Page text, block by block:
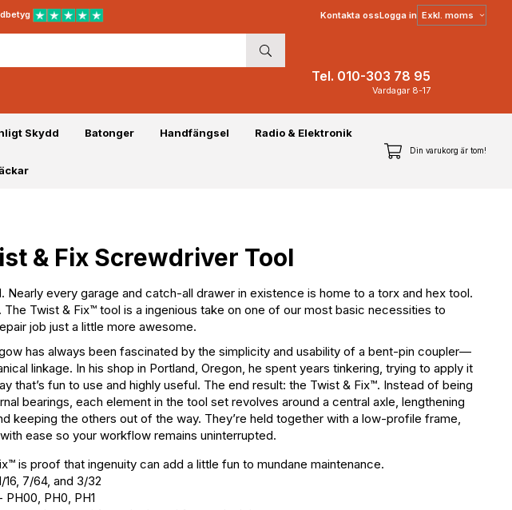
Kontakta ossLogga in Välj
moms
Tel. 010-303 78 95
Vardagar 8-17
Skydd Batonger Handfängsel Radio & Elektronik
Din varukorg är tom!
& Fix Screwdriver Tool
Nearly every garage and catch-all drawer in existence is home to a torx and hex tool.
The Twist & Fix™ tool is a ingenious take on one of our most basic necessities to
job just a little more awesome.
has always been fascinated by the simplicity and usability of a bent-pin coupler—
linkage. In his shop in Portland, Oregon, he spent years tinkering, trying to apply it
that’s fun to use and highly useful. The end result: the Twist & Fix™. Instead of being
bearings, each element in the tool set revolves around a central axle, lengthening
keeping the others out of the way. They’re held together with a low-profile frame,
ease so your workflow remains uninterrupted.
is proof that ingenuity can add a little fun to mundane maintenance.
16, 7/64, and 3/32
PH00, PH0, PH1